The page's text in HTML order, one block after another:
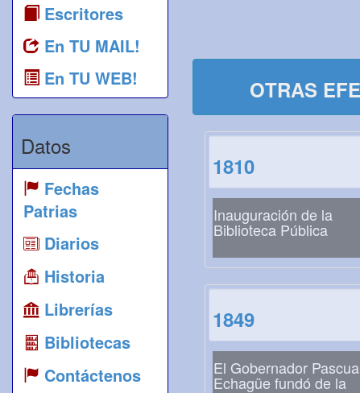
Escritores
En TU MAIL!
En TU WEB!
Datos
Fechas
Patrias
Diarios
Historia
Librerías
Bibliotecas
Contáctenos
OTRAS
1810
Inauguración de la
Biblioteca Pública
1849
El Gobernador
Echagüe fundó de la